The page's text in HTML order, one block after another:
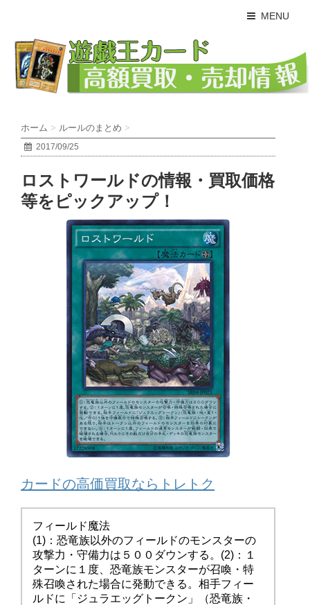
MENU
ホーム > ルールのまとめ >
2017/09/25
ロストワールドの情報・買取価格
等をピックアップ！
カードの高価買取ならトレトク
フィールド魔法
(1)：恐竜族以外のフィールドのモンスターの
攻撃力・守備力は５００ダウンする。(2)：１
ターンに１度、恐竜族モンスターが召喚・特
殊召喚された場合に発動できる。相手フィー
ルドに「ジュラエッグトークン」（恐竜族・